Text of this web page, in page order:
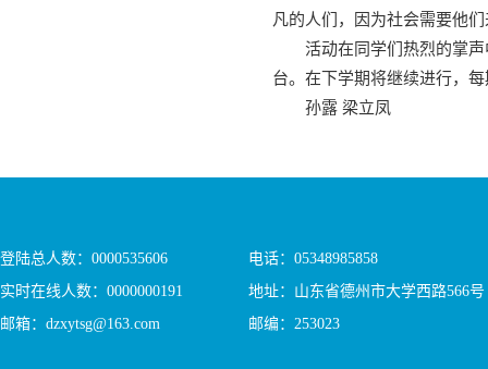
凡的人们，因为社会需要他
活动在同学们热烈的掌
台。在下学期将继续进行，
孙露 梁立凤
登陆总人数： 0000535606
实时在线人数： 0000000191
邮箱：dzxytsg@163.com
电话：05348985858
地址：山东省德州市大学西路566号
邮编：253023